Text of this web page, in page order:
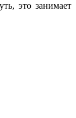
это занимает